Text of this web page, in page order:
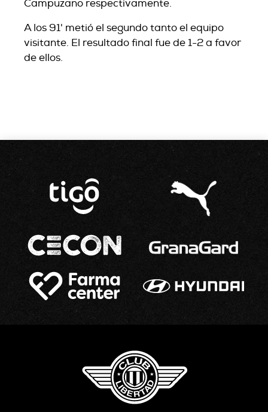
Campuzano respectivamente.
A los 91' metió el segundo tanto el equipo
visitante. El resultado final fue de 1-2 a favor
de ellos.